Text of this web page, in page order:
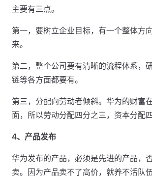
主要有三点。
第一，要树立企业目标，有一个整体方
来。
第二，整个公司要有清晰的流程体系，
链等各方面都要有。
第三，分配向劳动者倾斜。华为的财富
面，所以劳动分配四分之三，资本分配四
4、产品发布
华为发布的产品，必须是先进的产品，
卖。因为产品卖不了高价，就养不活队伍